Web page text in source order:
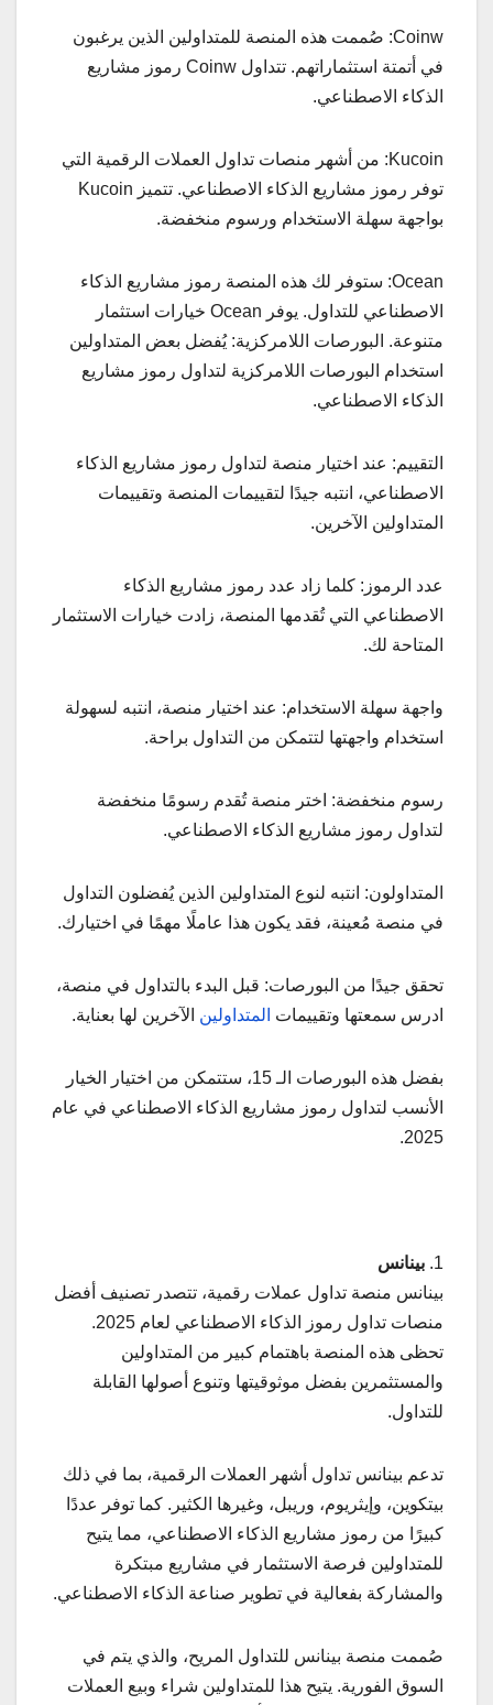
Coinw: صُممت هذه المنصة للمتداولين الذين يرغبون
في أتمتة استثماراتهم. تتداول Coinw رموز مشاريع
الذكاء الاصطناعي.
Kucoin: من أشهر منصات تداول العملات الرقمية التي
توفر رموز مشاريع الذكاء الاصطناعي. تتميز Kucoin
بواجهة سهلة الاستخدام ورسوم منخفضة.
Ocean: ستوفر لك هذه المنصة رموز مشاريع الذكاء
الاصطناعي للتداول. يوفر Ocean خيارات استثمار
متنوعة. البورصات اللامركزية: يُفضل بعض المتداولين
استخدام البورصات اللامركزية لتداول رموز مشاريع
الذكاء الاصطناعي.
التقييم: عند اختيار منصة لتداول رموز مشاريع الذكاء
الاصطناعي، انتبه جيدًا لتقييمات المنصة وتقييمات
المتداولين الآخرين.
عدد الرموز: كلما زاد عدد رموز مشاريع الذكاء
الاصطناعي التي تُقدمها المنصة، زادت خيارات الاستثمار
المتاحة لك.
واجهة سهلة الاستخدام: عند اختيار منصة، انتبه لسهولة
استخدام واجهتها لتتمكن من التداول براحة.
رسوم منخفضة: اختر منصة تُقدم رسومًا منخفضة
لتداول رموز مشاريع الذكاء الاصطناعي.
المتداولون: انتبه لنوع المتداولين الذين يُفضلون التداول
في منصة مُعينة، فقد يكون هذا عاملًا مهمًا في اختيارك.
تحقق جيدًا من البورصات: قبل البدء بالتداول في منصة،
ادرس سمعتها وتقييمات المتداولين الآخرين لها بعناية.
بفضل هذه البورصات الـ 15، ستتمكن من اختيار الخيار
الأنسب لتداول رموز مشاريع الذكاء الاصطناعي في عام
2025.
1. بينانس
بينانس منصة تداول عملات رقمية، تتصدر تصنيف أفضل
منصات تداول رموز الذكاء الاصطناعي لعام 2025.
تحظى هذه المنصة باهتمام كبير من المتداولين
والمستثمرين بفضل موثوقيتها وتنوع أصولها القابلة
للتداول.
تدعم بينانس تداول أشهر العملات الرقمية، بما في ذلك
بيتكوين، وإيثريوم، وريبل، وغيرها الكثير. كما توفر عددًا
كبيرًا من رموز مشاريع الذكاء الاصطناعي، مما يتيح
للمتداولين فرصة الاستثمار في مشاريع مبتكرة
والمشاركة بفعالية في تطوير صناعة الذكاء الاصطناعي.
صُممت منصة بينانس للتداول المريح، والذي يتم في
السوق الفورية. يتيح هذا للمتداولين شراء وبيع العملات